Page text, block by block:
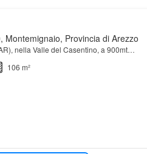
Montemignaio, Provincia di Arezzo
nella Valle del Casentino, a 900mt…
106 m²